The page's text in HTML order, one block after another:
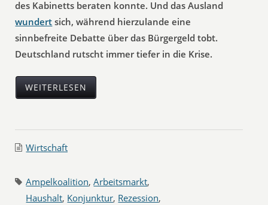
des Kabinetts beraten konnte. Und das Ausland
wundert sich, während hierzulande eine
sinnbefreite Debatte über das Bürgergeld tobt.
Deutschland rutscht immer tiefer in die Krise.
WEITERLESEN
Wirtschaft
Ampelkoalition,Arbeitsmarkt,
Haushalt, Konjunktur, Rezession,